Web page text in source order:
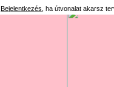
Bejelentkezés , ha útvonalat akarsz